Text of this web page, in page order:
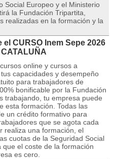
Social Europeo y el Ministerio
la Fundación Tripartita,
realizadas en la formación y la
CURSO Inem Sepe 2026
online y cursos a
capacidades y desempeño
para trabajadores de
bonificable por la Fundación
trabajando, tu empresa puede
esta formación. Todas las
un crédito formativo para
que se agota cada
realiza una formación, el
cuotas de la Seguridad Social
el coste de la formación
es cero.